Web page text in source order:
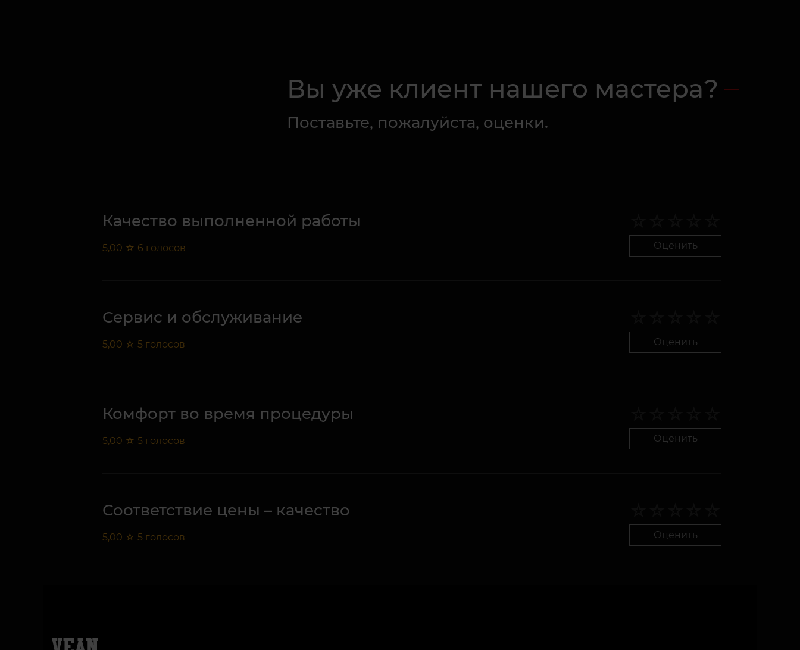
Вы уже клиент нашего мастера?
Поставьте, пожалуйста, оценки.
Качество выполненной работы
5,00 ☆ 6 голосов Оценить
Сервис и обслуживание
5,00 ☆ 5 голосов Оценить
Комфорт во время процедуры
5,00 ☆ 5 голосов Оценить
Соответствие цены – качество
5,00 ☆ 5 голосов Оценить